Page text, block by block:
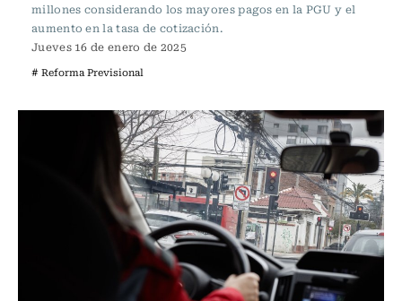
millones considerando los mayores pagos en la PGU y el
aumento en la tasa de cotización.
Jueves 16 de enero de 2025
# Reforma Previsional